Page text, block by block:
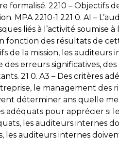
2210 – Objectifs
MPA 2210-1 221 0. AI –
liés à l’activité soumise à
fonction des résultats de
de la mission, les auditeurs
erreurs significatives, des
21 0. A3 – Des critères
le management des
déterminer ans quelle
adéquats pour apprécier si
les auditeurs internes
les auditeurs internes